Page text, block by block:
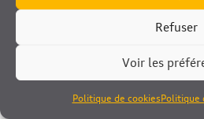
Refuser
Voir les
Politique de cookiesPolitique
Soigner les points
pentures) avec une
Prévoir une fermeture
les vantaux, surtout en